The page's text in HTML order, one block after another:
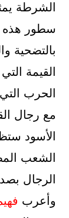
الشرطة
سطور هذه
بالتضحية
القيمة
الحرب
مع رجال
الأسود
الشعب
الرجال
وأعرب